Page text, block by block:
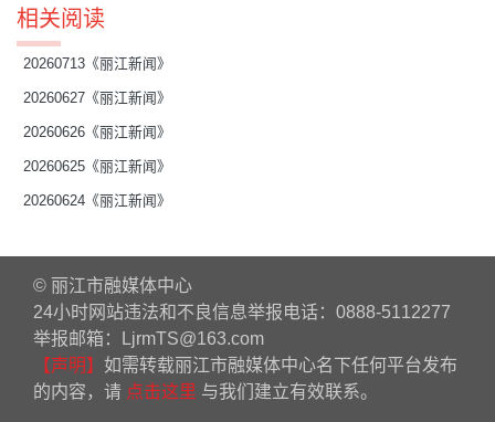
相关阅读
20260713《丽江新闻》
20260627《丽江新闻》
20260626《丽江新闻》
20260625《丽江新闻》
20260624《丽江新闻》
© 丽江市融媒体中心
24小时网站违法和不良信息举报电话：0888-5112277
举报邮箱：LjrmTS@163.com
【声明】 如需转载丽江市融媒体中心名下任何平台发布
的内容，请 点击这里 与我们建立有效联系。